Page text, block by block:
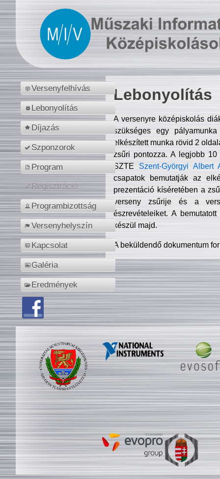
Versenyfelhívás
Lebonyolítás
Díjazás
Szponzorok
Program
Regisztráció
Programbizottság
Versenyhelyszín
Kapcsolat
Galéria
Eredmények
Lebonyolítás
A versenyre középiskolás
szükséges egy
elkészített munka rövid 2
zsűri pontozza. A legjobb
SZTE Szent-Györgyi Albert
csapatok bemutatják az
prezentáció kíséretében a
verseny zsűrije és a
észrevételeiket. A
készül majd.
A beküldendő dokumentum